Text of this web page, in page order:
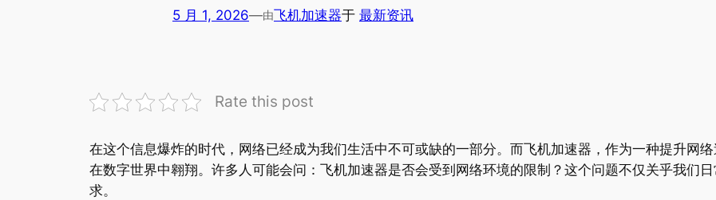
5 月 1, 2026—由飞机加速器于 最新资讯
Rate this post
在这个信息爆炸的时代，网络已经成为我们生活中不可或缺的一部分。而飞机加速器，作为一种提升网
在数字世界中翱翔。许多人可能会问：飞机加速器是否会受到网络环境的限制？这个问题不仅关乎我们
求。